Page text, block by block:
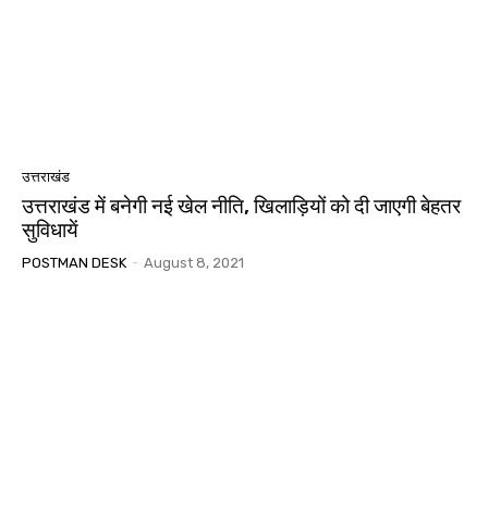
उत्तराखंड
उत्तराखंड में बनेगी नई खेल नीति, खिलाड़ियों को दी जाएगी बेहतर
सुविधायें
POSTMAN DESK - August 8, 2021